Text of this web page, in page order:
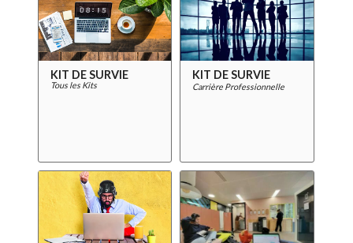
KIT DE SURVIE
Tous les Kits
KIT DE SURVIE
Carrière Professionnelle